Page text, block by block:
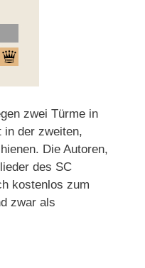
zwei Türme in
in der zweiten,
Die Autoren,
des SC
kostenlos zum
zwar als